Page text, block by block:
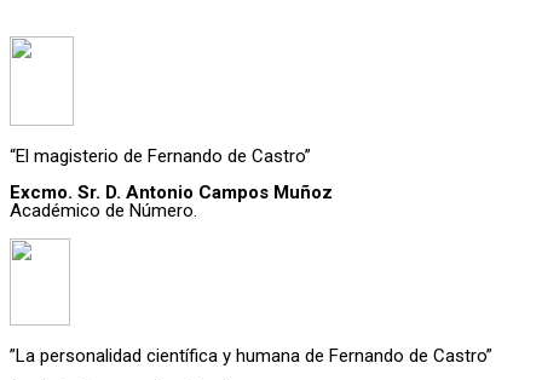
“El magisterio de Fernando de Castro”
Excmo. Sr. D. Antonio Campos Muñoz
Académico de Número.
”La personalidad científica y humana de Fernando de Castro”